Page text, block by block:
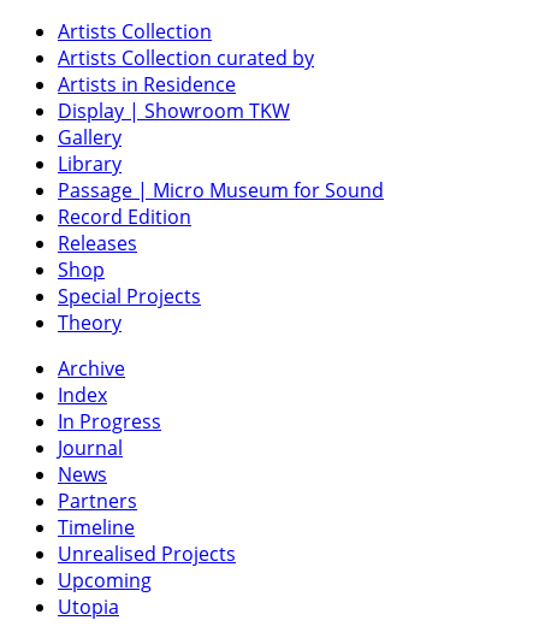
Artists Collection
Artists Collection curated by
Artists in Residence
Display | Showroom TKW
Gallery
Library
Passage | Micro Museum for Sound
Record Edition
Releases
Shop
Special Projects
Theory
Archive
Index
In Progress
Journal
News
Partners
Timeline
Unrealised Projects
Upcoming
Utopia